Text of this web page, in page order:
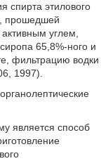
спирта этилового
прошедшей
углем,
65,8%-ного и
фильтрацию водки
1997).
является способ